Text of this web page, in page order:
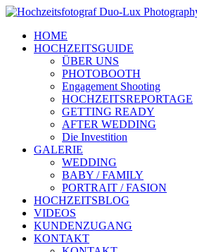
Zum
springenHOME
HOCHZEITSGUIDE
ÜBER UNS
PHOTOBOOTH
Engagement Shooting
HOCHZEITSREPORTAGE
GETTING READY
AFTER WEDDING
Die Investition
GALERIE
WEDDING
BABY / FAMILY
PORTRAIT / FASION
HOCHZEITSBLOG
VIDEOS
KUNDENZUGANG
KONTAKT